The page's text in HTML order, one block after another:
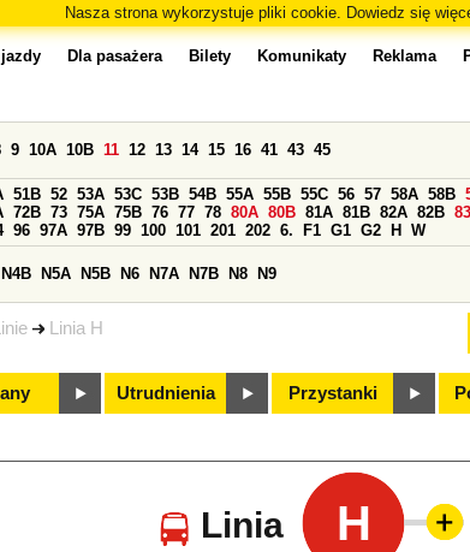
Nasza strona wykorzystuje pliki cookie. Dowiedz się
Linie Linia H
jazdy Dla pasażera Bilety Komunikaty Reklama
9 10A 10B 11 12 13 14 15 16 41 43 45
51B 52 53A 53C 53B 54B 55A 55B 55C 56 57 58A 58B
72B 73 75A 75B 76 77 78 80A 80B 81A 81B 82A 82B 83
96 97A 97B 99 100 101 201 202 6. F1 G1 G2 H W
N4B N5A N5B N6 N7A N7B N8 N9
Utrudnienia Przystanki
Linia H